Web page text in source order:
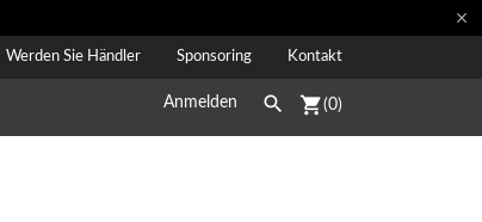

Werden Sie Händler Sponsoring Kontakt
Anmelden  shopping_cart(0)